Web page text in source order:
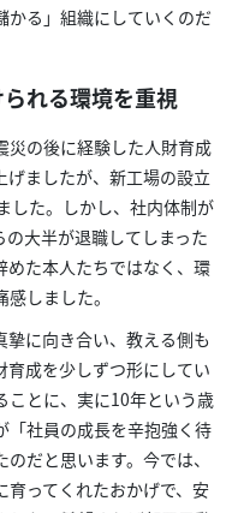
かる」組織にしていくのだ
れる環境を重視
災の後に経験した人財育成
げましたが、新工場の設立
した。しかし、社内体制が
大半が退職してしまった
めた本人たちではなく、環
しました。
摯に向き合い、教える側も
成を少しずつ形にしてい
ことに、実に10年という歳
「社員の成長を辛抱強く待
だと思います。今では、
ってくれたおかげで、安